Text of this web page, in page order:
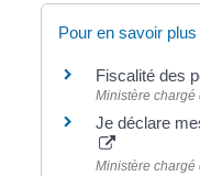
Pour en savoir plus
Fiscalité des
Ministère chargé
Je déclare
Ministère chargé